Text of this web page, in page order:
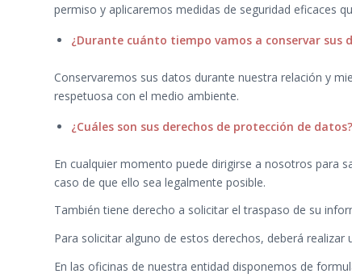
permiso y aplicaremos medidas de seguridad eficaces
¿Durante cuánto tiempo vamos a conservar sus
Conservaremos sus datos durante nuestra relación y
respetuosa con el medio ambiente.
¿Cuáles son sus derechos de protección de datos?
En cualquier momento puede dirigirse a nosotros para
caso de que ello sea legalmente posible.
También tiene derecho a solicitar el traspaso de su
Para solicitar alguno de estos derechos, deberá
En las oficinas de nuestra entidad disponemos de